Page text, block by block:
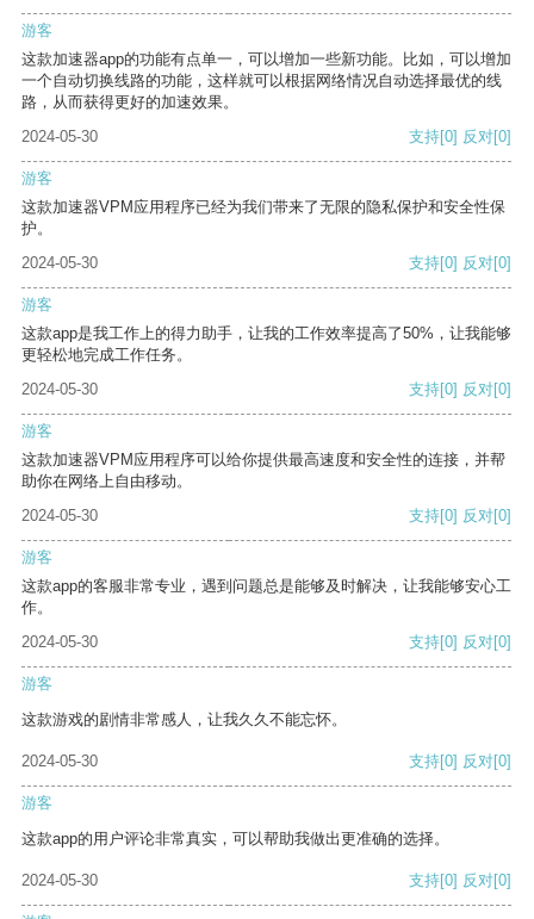
游客
这款加速器app的功能有点单一，可以增加一些新功能。比如，可以增加
一个自动切换线路的功能，这样就可以根据网络情况自动选择最优的线
路，从而获得更好的加速效果。
2024-05-30
支持[0] 反对[0]
游客
这款加速器VPM应用程序已经为我们带来了无限的隐私保护和安全性保
护。
2024-05-30
支持[0] 反对[0]
游客
这款app是我工作上的得力助手，让我的工作效率提高了50%，让我能够
更轻松地完成工作任务。
2024-05-30
支持[0] 反对[0]
游客
这款加速器VPM应用程序可以给你提供最高速度和安全性的连接，并帮
助你在网络上自由移动。
2024-05-30
支持[0] 反对[0]
游客
这款app的客服非常专业，遇到问题总是能够及时解决，让我能够安心工
作。
2024-05-30
支持[0] 反对[0]
游客
这款游戏的剧情非常感人，让我久久不能忘怀。
2024-05-30 支持[0] 反对[0]
游客
这款app的用户评论非常真实，可以帮助我做出更准确的选择。
2024-05-30 支持[0] 反对[0]